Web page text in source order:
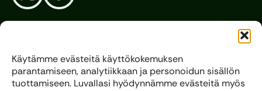
Käytämme evästeitä käyttökokemuksen
parantamiseen, analytiikkaan ja personoidun sisällön
tuottamiseen. Luvallasi hyödynnämme evästeitä myös
Liitto